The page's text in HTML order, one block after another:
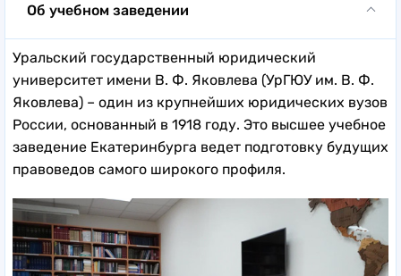
Об учебном заведении
Уральский государственный юридический
университет имени В. Ф. Яковлева (УрГЮУ им. В. Ф.
Яковлева) – один из крупнейших юридических вузов
России, основанный в 1918 году. Это высшее учебное
заведение Екатеринбурга ведет подготовку будущих
правоведов самого широкого профиля.